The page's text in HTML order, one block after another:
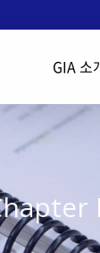
GIA 소